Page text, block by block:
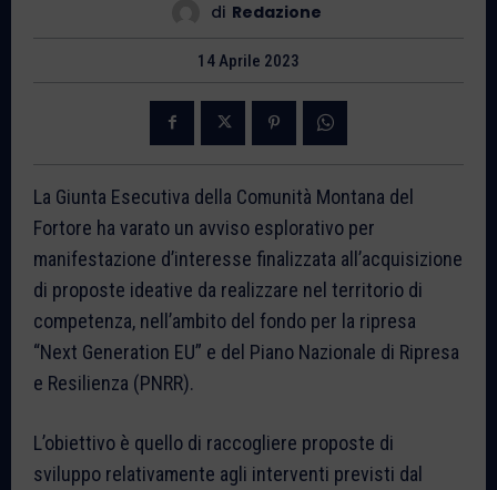
di Redazione
14 Aprile 2023
La Giunta Esecutiva della Comunità Montana del
Fortore ha varato un avviso esplorativo per
manifestazione d’interesse finalizzata all’acquisizione
di proposte ideative da realizzare nel territorio di
competenza, nell’ambito del fondo per la ripresa
“Next Generation EU” e del Piano Nazionale di Ripresa
e Resilienza (PNRR).
L’obiettivo è quello di raccogliere proposte di
sviluppo relativamente agli interventi previsti dal